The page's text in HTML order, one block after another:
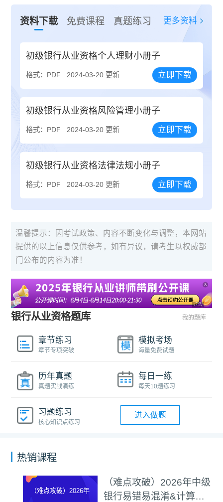
资料下载 免费课程 真题练习 更多资料
初级银行从业资格个人理财小册子
格式：PDF 2024-03-20 更新 立即下载
初级银行从业资格风险管理小册子
格式：PDF 2024-03-20 更新 立即下载
初级银行从业资格法律法规小册子
格式：PDF 2024-03-20 更新 立即下载
温馨提示：因考试政策、内容不断变化与调整，本网站
提供的以上信息仅供参考，如有异议，请考生以权威部
门公布的内容为准！
X
广告
银行从业资格题库 我的题库
章节练习
章节专项突破
模拟考场
海量免费试题
历年真题
真题实战演练
每日一练
每天10题练习
习题练习
核心知识点练习
进入做题
热销课程
（难点攻破）2026年
（难点攻破）2026年中级
银行易错易混淆&计算题